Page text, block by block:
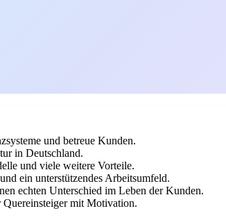
und betreue Kunden.
in Deutschland.
und viele weitere Vorteile.
ein unterstützendes Arbeitsumfeld.
echten Unterschied im Leben der Kunden.
mit Motivation.